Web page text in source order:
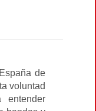
de
voluntad
entender